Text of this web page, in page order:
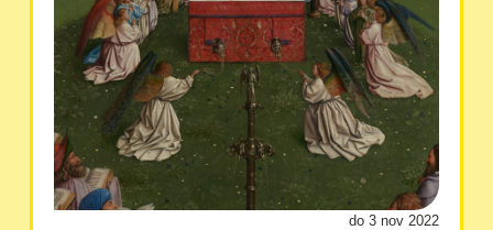
do 3 nov 2022